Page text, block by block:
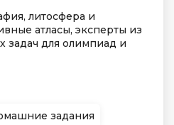
литосфера и
атласы, эксперты из
для олимпиад и
задания